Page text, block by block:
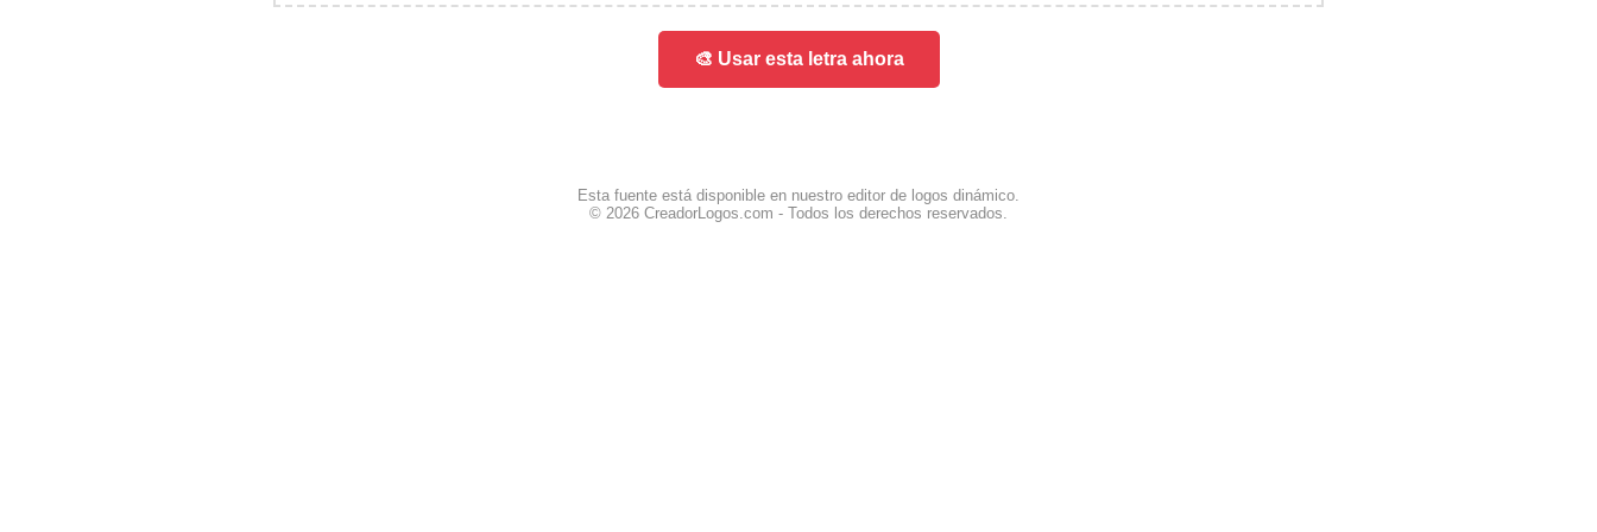
🎨 Usar esta letra ahora
Esta fuente está disponible en nuestro editor de logos dinámico.
© 2026 CreadorLogos.com - Todos los derechos reservados.